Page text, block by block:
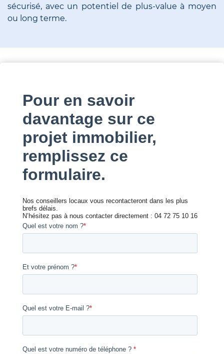
sécurisé, avec un potentiel de plus-value à moyen
ou long terme.